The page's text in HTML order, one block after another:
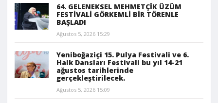
64. GELENEKSEL MEHMETÇİK ÜZÜM
FESTİVALİ GÖRKEMLİ BİR TÖRENLE
BAŞLADI
Ağustos 5, 2026 15:29
Yeniboğaziçi 15. Pulya Festivali ve 6.
Halk Dansları Festivali bu yıl 14-21
ağustos tarihlerinde
gerçekleştirilecek.
Ağustos 5, 2026 15:09